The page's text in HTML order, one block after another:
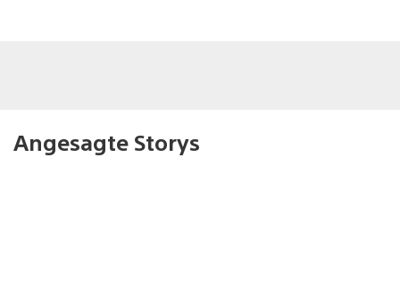
Angesagte Storys